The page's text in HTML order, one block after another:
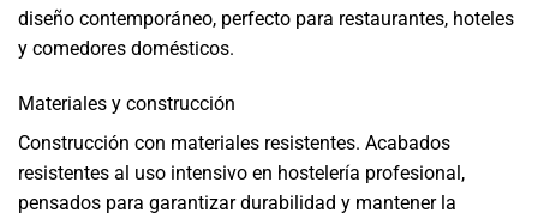
diseño contemporáneo, perfecto para restaurantes, hoteles
y comedores domésticos.
Materiales y construcción
Construcción con materiales resistentes. Acabados
resistentes al uso intensivo en hostelería profesional,
pensados para garantizar durabilidad y mantener la